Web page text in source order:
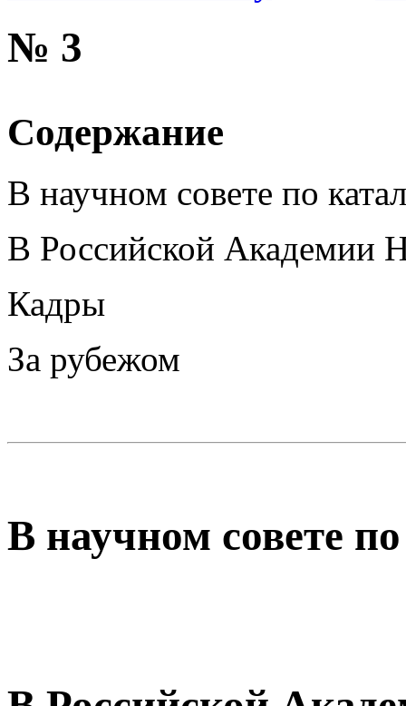
№ 3
Содержание
В научном совете по
В Российской Академии
Кадры
За рубежом
В научном совете